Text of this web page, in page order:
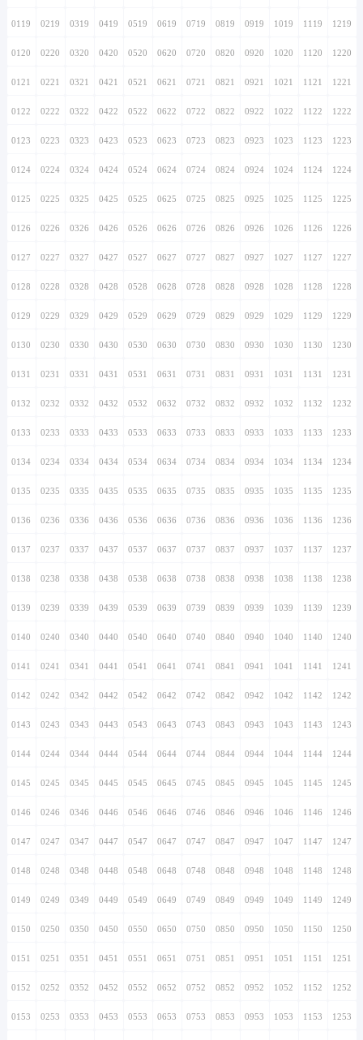
0119 0219 0319 0419 0519 0619 0719 0819 0919 1019 1119 1219
0120 0220 0320 0420 0520 0620 0720 0820 0920 1020 1120 1220
0121 0221 0321 0421 0521 0621 0721 0821 0921 1021 1121 1221
0122 0222 0322 0422 0522 0622 0722 0822 0922 1022 1122 1222
0123 0223 0323 0423 0523 0623 0723 0823 0923 1023 1123 1223
0124 0224 0324 0424 0524 0624 0724 0824 0924 1024 1124 1224
0125 0225 0325 0425 0525 0625 0725 0825 0925 1025 1125 1225
0126 0226 0326 0426 0526 0626 0726 0826 0926 1026 1126 1226
0127 0227 0327 0427 0527 0627 0727 0827 0927 1027 1127 1227
0128 0228 0328 0428 0528 0628 0728 0828 0928 1028 1128 1228
0129 0229 0329 0429 0529 0629 0729 0829 0929 1029 1129 1229
0130 0230 0330 0430 0530 0630 0730 0830 0930 1030 1130 1230
0131 0231 0331 0431 0531 0631 0731 0831 0931 1031 1131 1231
0132 0232 0332 0432 0532 0632 0732 0832 0932 1032 1132 1232
0133 0233 0333 0433 0533 0633 0733 0833 0933 1033 1133 1233
0134 0234 0334 0434 0534 0634 0734 0834 0934 1034 1134 1234
0135 0235 0335 0435 0535 0635 0735 0835 0935 1035 1135 1235
0136 0236 0336 0436 0536 0636 0736 0836 0936 1036 1136 1236
0137 0237 0337 0437 0537 0637 0737 0837 0937 1037 1137 1237
0138 0238 0338 0438 0538 0638 0738 0838 0938 1038 1138 1238
0139 0239 0339 0439 0539 0639 0739 0839 0939 1039 1139 1239
0140 0240 0340 0440 0540 0640 0740 0840 0940 1040 1140 1240
0141 0241 0341 0441 0541 0641 0741 0841 0941 1041 1141 1241
0142 0242 0342 0442 0542 0642 0742 0842 0942 1042 1142 1242
0143 0243 0343 0443 0543 0643 0743 0843 0943 1043 1143 1243
0144 0244 0344 0444 0544 0644 0744 0844 0944 1044 1144 1244
0145 0245 0345 0445 0545 0645 0745 0845 0945 1045 1145 1245
0146 0246 0346 0446 0546 0646 0746 0846 0946 1046 1146 1246
0147 0247 0347 0447 0547 0647 0747 0847 0947 1047 1147 1247
0148 0248 0348 0448 0548 0648 0748 0848 0948 1048 1148 1248
0149 0249 0349 0449 0549 0649 0749 0849 0949 1049 1149 1249
0150 0250 0350 0450 0550 0650 0750 0850 0950 1050 1150 1250
0151 0251 0351 0451 0551 0651 0751 0851 0951 1051 1151 1251
0152 0252 0352 0452 0552 0652 0752 0852 0952 1052 1152 1252
0153 0253 0353 0453 0553 0653 0753 0853 0953 1053 1153 1253